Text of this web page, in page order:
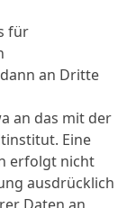
für
an Dritte
an das mit der
Eine
erfolgt nicht
ausdrücklich